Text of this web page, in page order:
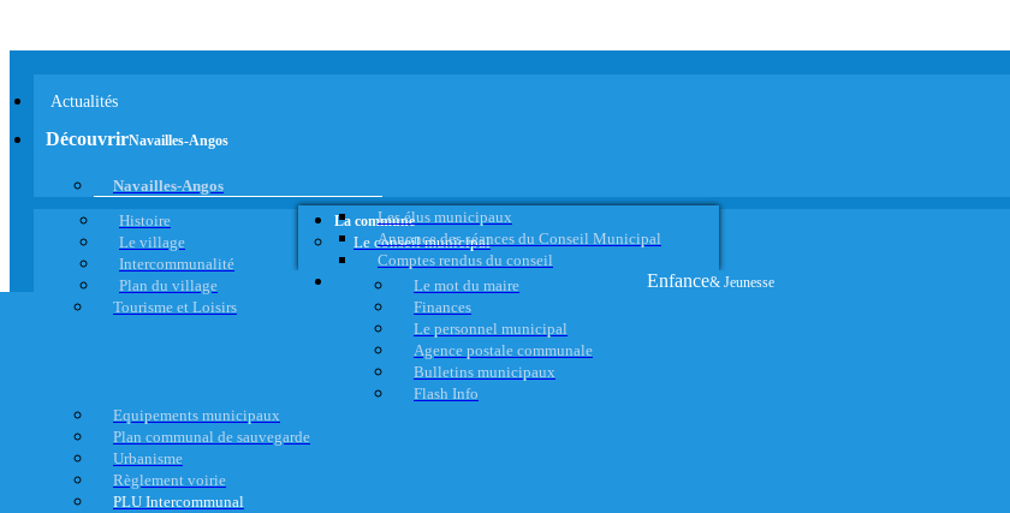
Actualités
DécouvrirNavailles-Angos
Navailles-Angos
Histoire
Le village
Intercommunalité
Plan du village
Tourisme et Loisirs
La commune
Le conseil municipal
Les élus municipaux
Annonce des séances du Conseil Municipal
Comptes rendus du conseil
Le mot du maire
Finances
Le personnel municipal
Agence postale communale
Bulletins municipaux
Flash Info
Equipements municipaux
Plan communal de sauvegarde
Urbanisme
Règlement voirie
PLU Intercommunal
Enfance& Jeunesse